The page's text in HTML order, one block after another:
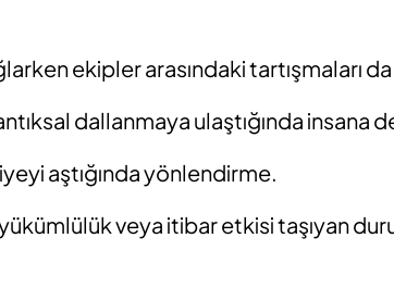
ekipler arasındaki tartışmaları da
dallanmaya ulaştığında insana
aştığında yönlendirme.
veya itibar etkisi taşıyan